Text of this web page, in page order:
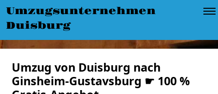
Umzugsunternehmen
Duisburg
Umzug von Duisburg nach
Ginsheim-Gustavsburg ☛ 100 %